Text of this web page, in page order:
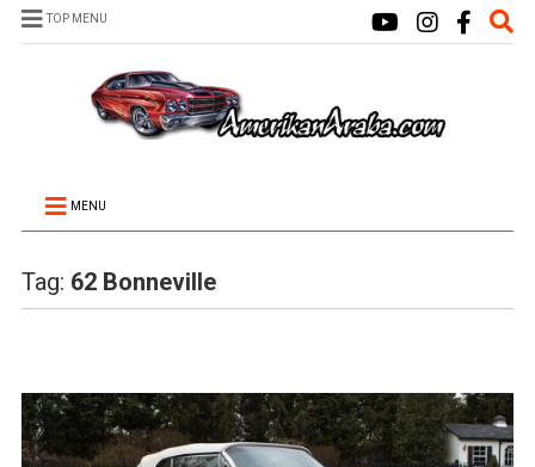
TOP MENU
MENU
Tag: 62 Bonneville